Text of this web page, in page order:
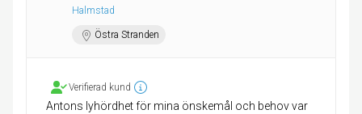
Halmstad
Östra Stranden
Verifierad kund
Antons lyhördhet för mina önskemål och behov var